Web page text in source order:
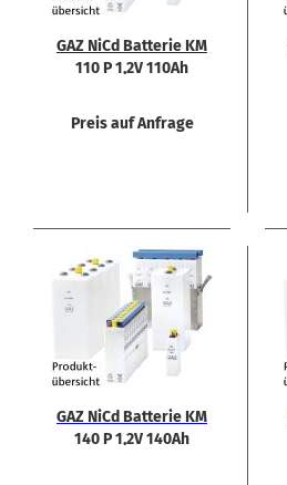
GAZ NiCd Bat­te­rie KM
110 P 1,2V 110Ah
Preis auf Anfrage
GAZ NiCd Bat­te­rie KM
140 P 1,2V 140Ah